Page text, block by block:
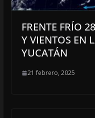
FRENTE FRÍO
Y VIENTOS EN
YUCATÁN
21 febrero, 2025